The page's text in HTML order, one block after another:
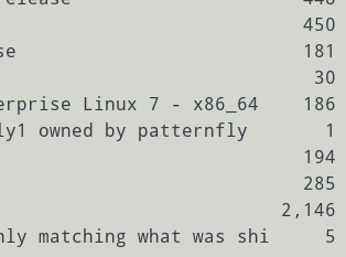
450
181
3.8                             30
Linux 7 - x86_64    186
owned by patternfly       1
194
285
2,146
what was shi     5